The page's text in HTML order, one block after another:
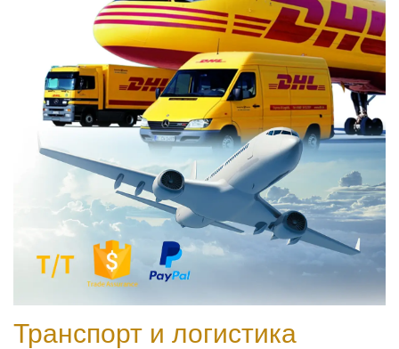
Транспорт и логистика